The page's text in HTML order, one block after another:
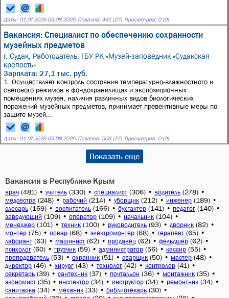
Даты: 01.07.2026-05.08.2026 Показов: 491 (27) Просмотров: 0 (0)
Вакансия: Специалист по обеспечению сохранности
музейных предметов
г. Судак, Работодатель: ГБУ РК «Музей-заповедник «Судакская
крепость»
Зарплата: 27,1 тыс. руб.
1. Осуществляет контроль состояния температурно-влажностного и
светового режимов в фондохранилищах и экспозиционных
помещениях музея, наличия различных видов биологических
поражений музейных предметов, принимает превентивные меры по
защите музей...
Даты: 01.07.2026-05.08.2026 Показов: 506 (27) Просмотров: 0 (0)
Показать еще
Вакансии в Республике Крым
врач (481) • учитель (330) • специалист (306) • водитель (278) •
медсестра (248) • рабочий (214) • уборщик (212) • инженер (189) •
слесарь (169) • воспитатель (166) • бухгалтер (141) • педагог (140) •
заведующий (109) • оператор (109) • начальник (104) •
менеджер (101) • техник (100) • руководитель (93) • дворник (82) •
монтер (75) • повар (68) • электромонтер (68) • терапевт (65) •
лаборант (63) • машинист (62) • продавец (62) • фельдшер (62) •
психолог (60) • грузчик (59) • администратор (56) • кассир (55) •
преподаватель (53) • охранник (51) • сварщик (50) • мастер (48) •
директор (46) • хирург (43) • технолог (42) • контролер (41) •
секретарь (39) • сантехник (37) • почтальон (36) • монтажник (35) •
экономист (35) • инспектор (34) • инструктор (34) • ремонтник (34) •
санитарка (34) • механик (33) • библиотекарь (30) •